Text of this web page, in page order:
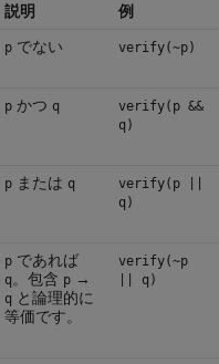
説明
例
pでない verify(~p)
pかつ q
verify(p &&
q)
pまたは q
verify(p ||
q)
pであれば
q 。包含 p→
q と論理的に
等価です。
verify(~p
|| q)